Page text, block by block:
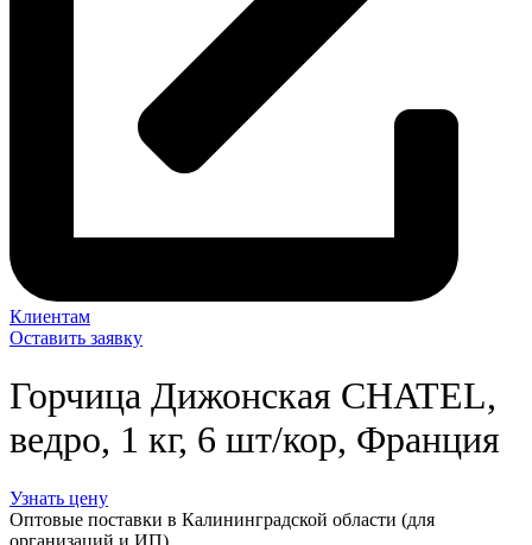
Клиентам
Оставить заявку
Горчица Дижонская CHATEL,
ведро, 1 кг, 6 шт/кор, Франция
Узнать цену
Оптовые поставки в Калининградской области (для
организаций и ИП)